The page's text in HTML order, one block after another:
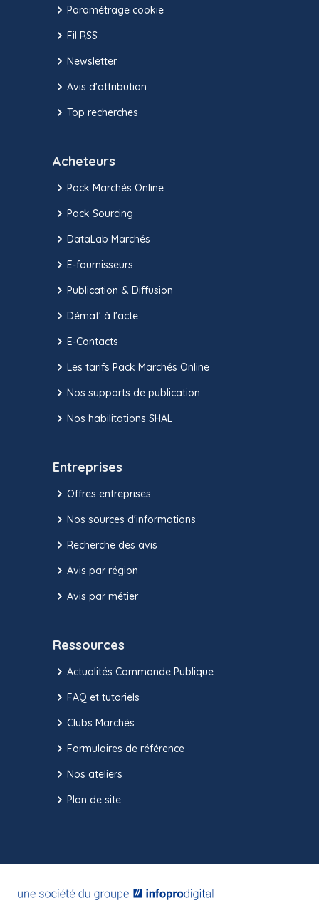
Paramétrage cookie
Fil RSS
Newsletter
Avis d'attribution
Top recherches
Acheteurs
Pack Marchés Online
Pack Sourcing
DataLab Marchés
E-fournisseurs
Publication & Diffusion
Démat' à l'acte
E-Contacts
Les tarifs Pack Marchés Online
Nos supports de publication
Nos habilitations SHAL
Entreprises
Offres entreprises
Nos sources d'informations
Recherche des avis
Avis par région
Avis par métier
Ressources
Actualités Commande Publique
FAQ et tutoriels
Clubs Marchés
Formulaires de référence
Nos ateliers
Plan de site